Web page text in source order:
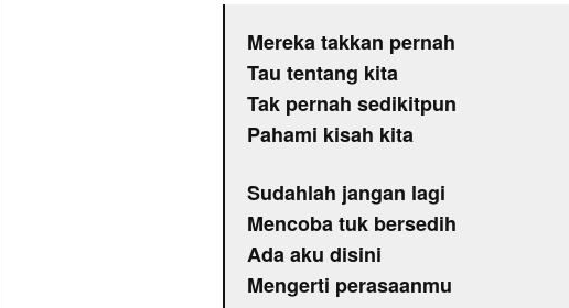
Mereka takkan pernah
Tau tentang kita
Tak pernah sedikitpun
Pahami kisah kita
Sudahlah jangan lagi
Mencoba tuk bersedih
Ada aku disini
Mengerti perasaanmu